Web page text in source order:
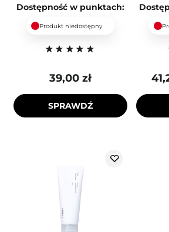
Dostępność w punktach:
Produkt niedostępny
39,00 zł
SPRAWDŹ